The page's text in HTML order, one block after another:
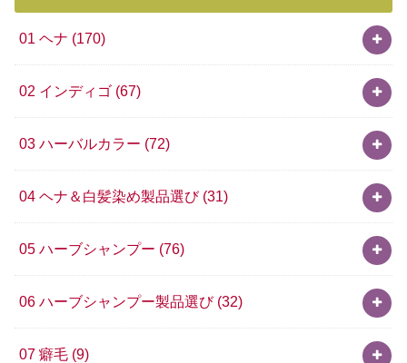
01 ヘナ (170)
02 インディゴ (67)
03 ハーバルカラー (72)
04 ヘナ＆白髪染め製品選び (31)
05 ハーブシャンプー (76)
06 ハーブシャンプー製品選び (32)
07 癖毛 (9)